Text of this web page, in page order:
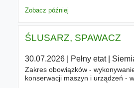
Zobacz później
ŚLUSARZ, SPAWACZ
30.07.2026| Pełny etat|
Zakres obowiązków -
konserwacji maszyn i urządzeń -